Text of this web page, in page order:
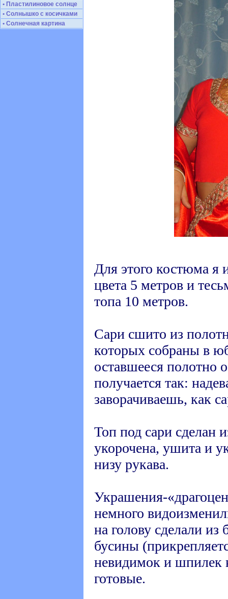
• Пластилиновое солнце
• Солнышко с косичками
• Солнечная картина
Для этого костюма я
цвета 5 метров и
топа 10 метров.
Сари сшито из
которых собраны в
оставшееся полотно
получается так:
заворачиваешь, как
Топ под сари сделан
укорочена, ушита и
низу рукава.
Украшения-
немного
на голову сделали
бусины
невидимок и шпилек
готовые.